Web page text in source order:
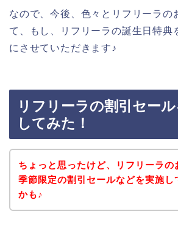
なので、今後、色々とリフリーラの
て、もし、リフリーラの誕生日特典
にさせていただきます♪
リフリーラの割引セー
してみた！
ちょっと思ったけど、リフリーラの
季節限定の割引セールなどを実施し
かも♪